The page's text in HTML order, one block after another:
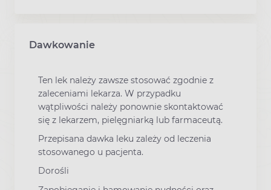
Dawkowanie
Ten lek należy zawsze stosować zgodnie z
zaleceniami lekarza. W przypadku
wątpliwości należy ponownie skontaktować
się z lekarzem, pielęgniarką lub farmaceutą.
Przepisana dawka leku zależy od leczenia
stosowanego u pacjenta.
Dorośli